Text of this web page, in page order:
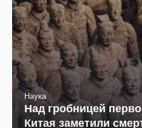
Наука
Над гробницей
Китая заметили